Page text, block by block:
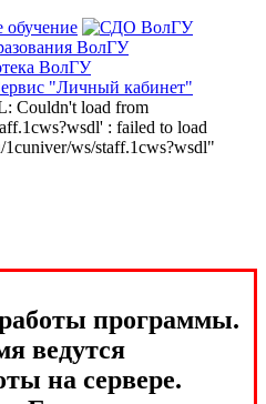
обучение
ВолГУ
ВолГУ
"Личный кабинет"
Couldn't load from
: failed to load
ws/staff.1cws?wsdl"
программы.
ведутся
на сервере.